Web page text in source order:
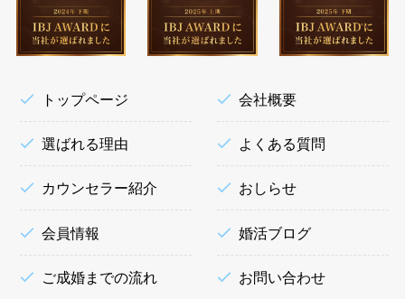
トップページ
選ばれる理由
カウンセラー紹介
会員情報
ご成婚までの流れ
会社概要
よくある質問
おしらせ
婚活ブログ
お問い合わせ